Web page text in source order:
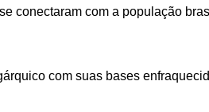
conectaram com a população
com suas bases